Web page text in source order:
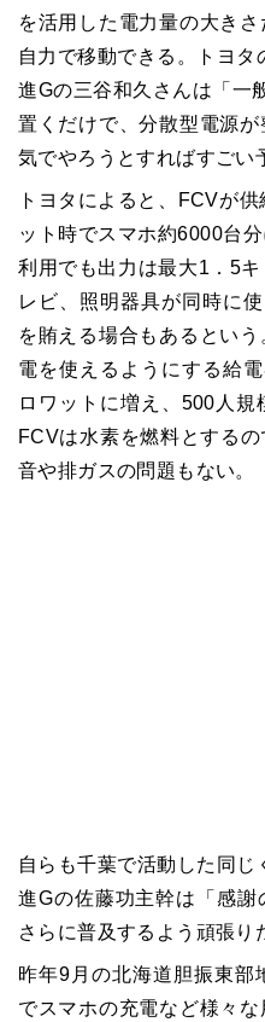
を活用した電力量の大き
自力で移動できる。トヨ
進Gの三谷和久さんは「一
置くだけで、分散型電源
気でやろうとすればすごい
トヨタによると、FCVが
ット時でスマホ約6000台
利用でも出力は最大1．5
レビ、照明器具が同時に
を賄える場合もあるとい
電を使えるようにする給
ロワットに増え、500人規
FCVは水素を燃料とする
音や排ガスの問題もない。
自らも千葉で活動した同
進Gの佐藤功主幹は「感謝
さらに普及するよう頑張り
昨年9月の北海道胆振東部
でスマホの充電など様々